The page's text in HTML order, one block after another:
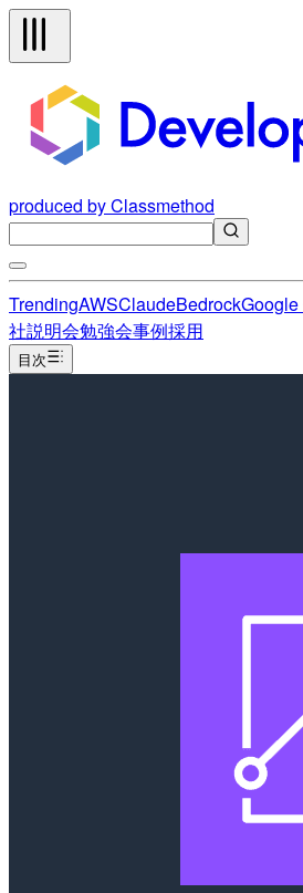
produced by Classmethod
TrendingAWSClaudeBedrock
社説明会勉強会事例採用
目次